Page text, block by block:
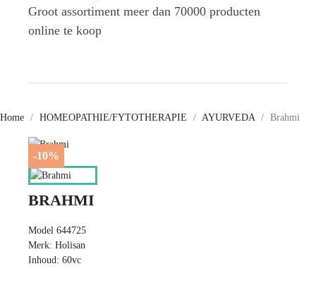
Groot assortiment meer dan 70000 producten
online te koop
Home HOMEOPATHIE/FYTOTHERAPIE AYURVEDA Brahmi
-10%
BRAHMI
Model 644725
Merk: Holisan
Inhoud: 60vc